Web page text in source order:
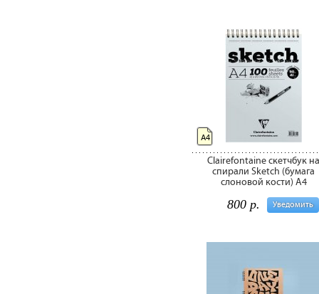
Clairefontaine скетчбук на
спирали Sketch (бумага
слоновой кости) A4
Уведомить
800 р.
А4